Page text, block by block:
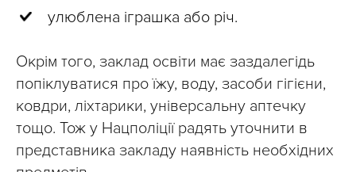
улюблена іграшка або річ.
Окрім того, заклад освіти має заздалегідь
попіклуватися про їжу, воду, засоби гігієни,
ковдри, ліхтарики, універсальну аптечку
тощо. Тож у Нацполіції радять уточнити в
представника закладу наявність необхідних